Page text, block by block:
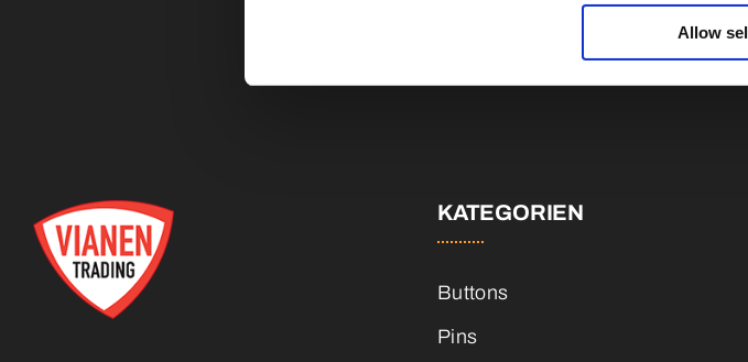
Allow
Fallen Sie mit
KATEGORIEN
Buttons
Pins